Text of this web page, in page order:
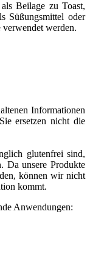
Beilage zu Toast,
Süßungsmittel oder
werden.
Informationen
ersetzen nicht die
glutenfrei sind,
Da unsere Produkte
können wir nicht
kommt.
Anwendungen: